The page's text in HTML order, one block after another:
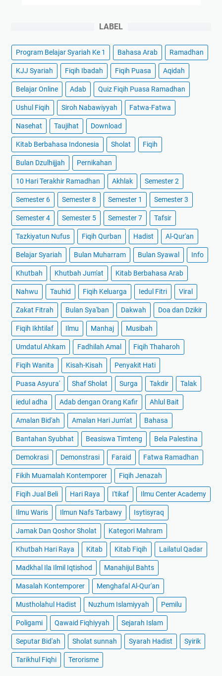
LABEL
Program Belajar Syariah Ke 1 Bahasa Arab Ramadhan
KJJ Syariah Fiqih Ibadah Fiqih Puasa Aqidah
Belajar Online Adab Quiz Fiqih Puasa Ramadhan
Ushul Fiqih Siroh Nabawiyyah Fatwa-Fatwa
Nasehat Taujihat Download
Kitab Berbahasa Indonesia Sholat Fiqih
Bulan Dzulhijjah Pernikahan
10 Hari Terakhir Ramadhan Akhlak Semester 2
Semester 6 Semester 8 Semester 1 Semester 3
Semester 4 Semester 5 Semester 7 Tafsir
Tazkiyatun Nufus Fiqih Qurban Hadist Al-Qur'an
Belajar Syariah Bulan Muharram Bulan Syawal Info
Khutbah Khutbah Jum'at Kitab Berbahasa Arab
Nahwu Tauhid Fiqih Keluarga Iedul Fitri Viral
Zakat Fitrah Bulan Sya'ban Dakwah Doa dan Dzikir
Fiqih Ikhtilaf Ilmu Manhaj Musibah
Umdatul Ahkam Fadhilah Amal Fiqih Thaharoh
Fiqih Wanita Kisah-Kisah Penyakit Hati
Puasa Asyura' Shaf Sholat Surga Takdir Talak
iedul adha Adab dengan Orang Kafir Ahlul Bait
Amalan Bid'ah Amalan Hari Jum'at Bahasa
Bantahan Syubhat Beasiswa Timteng Bela Palestina
Demokrasi Demonstrasi Faraid Fatwa Ramadhan
Fikih Muamalah Kontemporer Fiqih Jenazah
Fiqih Jual Beli Hari Raya I'tikaf Ilmu Center Academy
Ilmu Waris Ilmun Nafs Tarbawy Isytisyraq
Jamak Dan Qoshor Sholat Kategori Mahram
Khutbah Hari Raya Kitab Kitab Fiqih Lailatul Qadar
Madkhal Ila Ilmil Iqtishod Manahijul Bahts
Masalah Kontemporer Menghafal Al-Qur'an
Mustholahul Hadist Nuzhum Islamiyyah Pemilu
Poligami Qawaid Fiqhiyyah Sejarah Islam
Seputar Bid'ah Sholat sunnah Syarah Hadist Syirik
Tarikhul Fiqhi Terorisme